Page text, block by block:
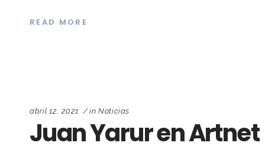
READ MORE
abril 12, 2021 in Noticias
Juan Yarur en Artnet